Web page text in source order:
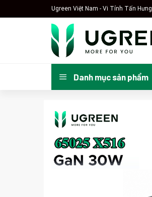
to
Ugreen Việt Nam - Vi Tính Tấn Hưng
Danh mục sản phẩm